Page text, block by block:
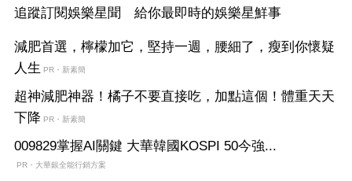
追蹤訂閱娛樂星聞 給你最即時的娛樂星鮮事
減肥首選，檸檬加它，堅持一週，腰細了，瘦到你懷疑
人生 PR・新素簡
超神減肥神器！橘子不要直接吃，加點這個！體重天天
下降 PR・新素簡
009829掌握AI關鍵 大華韓國KOSPI 50今強...
PR・大華銀全能行銷方案